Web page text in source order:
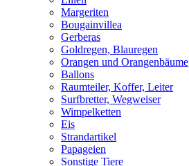
Margeriten
Bougainvillea
Gerberas
Goldregen, Blauregen
Orangen und Orangenbäume
Ballons
Raumteiler, Koffer, Leiter
Surfbretter, Wegweiser
Wimpelketten
Eis
Strandartikel
Papageien
Sonstige Tiere